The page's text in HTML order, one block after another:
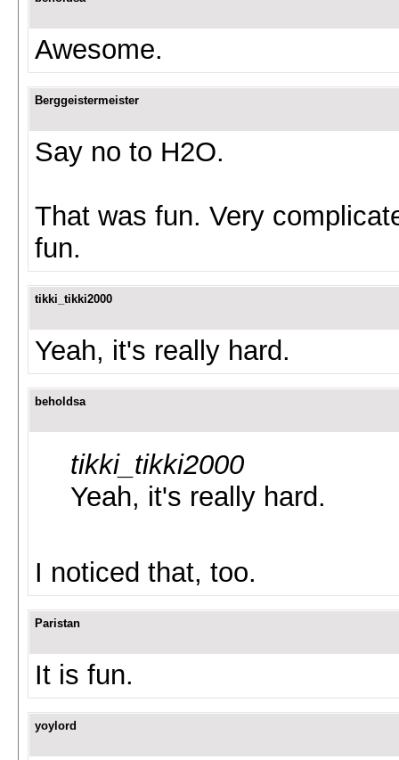
Awesome.
Berggeistermeister
Say no to H2O.
That was fun. Very
fun.
tikki_tikki2000
Yeah, it's really hard.
beholdsa
tikki_tikki2000
Yeah, it's really hard.
I noticed that, too.
Paristan
It is fun.
yoylord